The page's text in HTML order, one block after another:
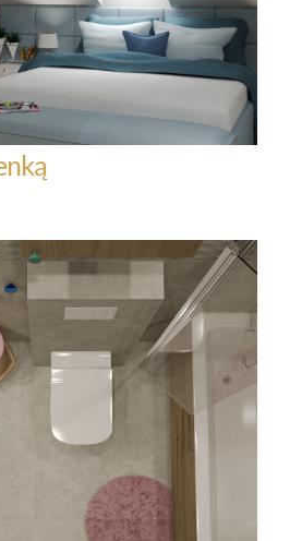
#Sypialnia
– łazienka